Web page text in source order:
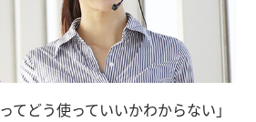
てどう使っていいかわからない」